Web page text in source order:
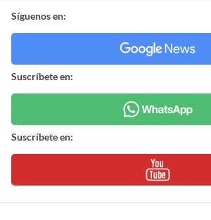
Síguenos en:
Suscríbete en:
Suscríbete en: